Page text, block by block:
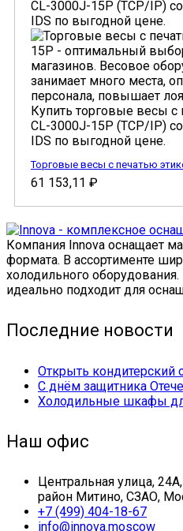
Торговые весы с печатью
61 153,11 ₽
Компания Innova оснащает
формата. В ассортименте
холодильного
идеально подходит для
Последние новости
Открыть кондитерский
С днём защитника
Холодильные шкафы
Наш офис
Центральная улица,
район Митино, СЗАО,
+7 (499) 404-18-67
info@innova.moscow